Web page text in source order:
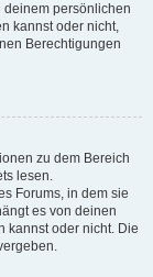
persönlichen
kannst oder nicht,
Berechtigungen
zu dem Bereich
lesen.
Forums, in dem sie
es von deinen
kannst oder nicht. Die